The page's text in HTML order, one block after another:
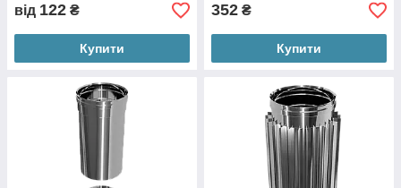
від 122 ₴
Купити
352 ₴
Купити